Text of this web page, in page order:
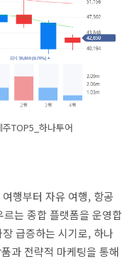
TOP5_하나투어
행부터 자유 여행, 항공
는 종합 플랫폼을 운영합
급증하는 시기로, 하나
과 전략적 마케팅을 통해